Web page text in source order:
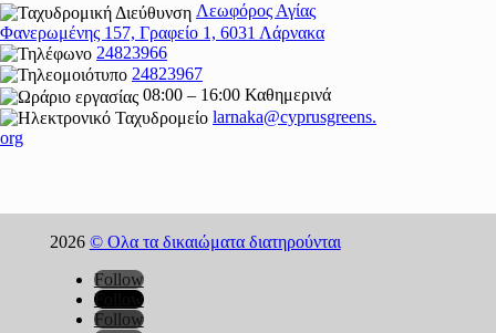
Λεωφόρος Αγίας
Φανερωμένης 157, Γραφείο 1, 6031 Λάρνακα
24823966
24823967
08:00 – 16:00 Καθημερινά
larnaka@cyprusgreens.
org
2026 © Ολα τα δικαιώματα διατηρούνται
Follow
Follow
Follow